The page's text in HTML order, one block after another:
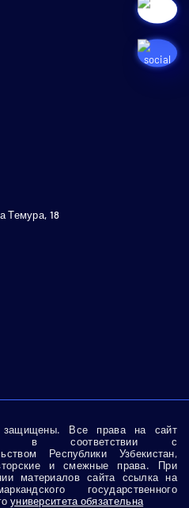
Темура, 18
Все права на сайт
в соответствии с
Республики Узбекистан,
и смежные права. При
материалов сайта ссылка на
государственного
университета обязательна